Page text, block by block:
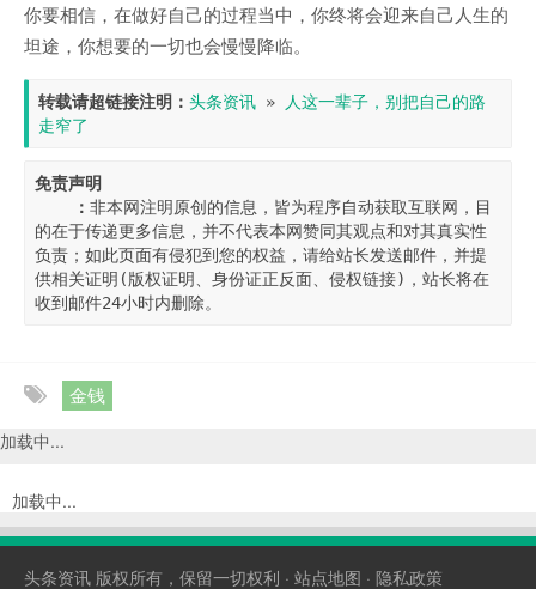
你要相信，在做好自己的过程当中，你终将会迎来自己人生的
坦途，你想要的一切也会慢慢降临。
转载请超链接注明： 头条资讯 »
人这一辈子，别把自己的路
走窄了
免责声明
    ：
非本网注明原创的信息，皆为程序自动获取互联网，目
的在于传递更多信息，并不代表本网赞同其观点和对其真实性
负责；如此页面有侵犯到您的权益，请给站长发送邮件，并提
供相关证明(版权证明、身份证正反面、侵权链接)，站长将在
收到邮件24小时内删除。
金钱
加载中...
加载中...
头条资讯 版权所有，保留一切权利 · 站点地图 · 隐私政策